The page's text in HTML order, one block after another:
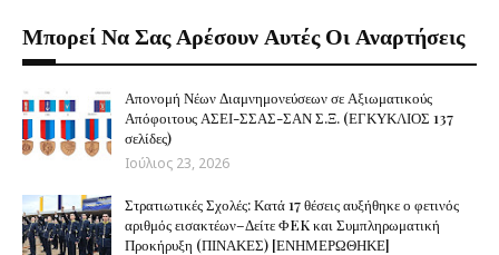
Μπορεί Να Σας Αρέσουν Αυτές Οι Αναρτήσεις
Απονομή Νέων Διαμνημονεύσεων σε Αξιωματικούς
Απόφοιτους ΑΣΕΙ-ΣΣΑΣ-ΣΑΝ Σ.Ξ. (ΕΓΚΥΚΛΙΟΣ 137
σελίδες)
Ιούλιος 23, 2026
Στρατιωτικές Σχολές: Κατά 17 θέσεις αυξήθηκε ο φετινός
αριθμός εισακτέων–Δείτε ΦEK και Συμπληρωματική
Προκήρυξη (ΠΙΝΑΚΕΣ) [ΕΝΗΜΕΡΩΘΗΚΕ]